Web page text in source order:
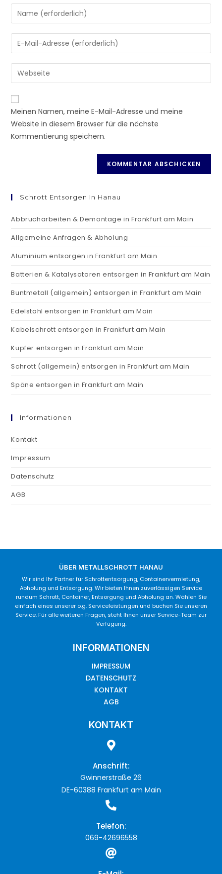
Meinen Namen, meine E-Mail-Adresse und meine
Website in diesem Browser für die nächste
Kommentierung speichern.
Schrott Entsorgen In Hanau
Abbrucharbeiten & Demontage in Frankfurt am Main
Allgemeine Anfragen & Abholung
Aluminium entsorgen in Frankfurt am Main
Batterien & Katalysatoren entsorgen in Frankfurt am Main
Buntmetall (allgemein) entsorgen in Frankfurt am Main
Edelstahl entsorgen in Frankfurt am Main
Kabelschrott entsorgen in Frankfurt am Main
Kupfer entsorgen in Frankfurt am Main
Schrott (allgemein) entsorgen in Frankfurt am Main
Späne entsorgen in Frankfurt am Main
Informationen
Kontakt
Impressum
Datenschutz
AGB
ÜBER METALLSCHROTT HANAU
Wir sind Ihr Partner für Schrottentsorgung, Containervermietung,
Abholung und Entsorgung. Wir bieten Ihnen zuverlässigen Service
rundum Schrott, Container, Entsorgung und Abholung an. Wählen Sie
einfach eines unserer o.g. Serviceleistungen und buchen Sie unseren
Service. Für alle weiteren Fragen, steht Ihnen unser Service-Team zur
Verfügung.
INFORMATIONEN
IMPRESSUM
DATENSCHUTZ
KONTAKT
AGB
KONTAKT
Anschrift:
Gwinnerstraße 26
DE-60388 Frankfurt am Main
Telefon:
069-42696558